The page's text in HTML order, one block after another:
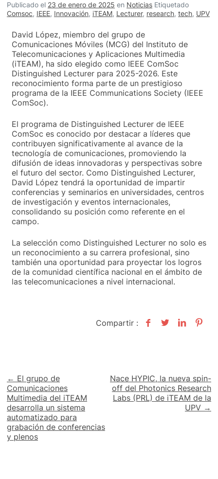
Publicado el 23 de enero de 2025 en Noticias Etiquetado
Comsoc, IEEE, Innovación, iTEAM, Lecturer, research, tech, UPV
David López, miembro del grupo de
Comunicaciones Móviles (MCG) del Instituto de
Telecomunicaciones y Aplicaciones Multimedia
(iTEAM), ha sido elegido como IEEE ComSoc
Distinguished Lecturer para 2025-2026. Este
reconocimiento forma parte de un prestigioso
programa de la IEEE Communications Society (IEEE
ComSoc).
El programa de Distinguished Lecturer de IEEE
ComSoc es conocido por destacar a líderes que
contribuyen significativamente al avance de la
tecnología de comunicaciones, promoviendo la
difusión de ideas innovadoras y perspectivas sobre
el futuro del sector. Como Distinguished Lecturer,
David López tendrá la oportunidad de impartir
conferencias y seminarios en universidades, centros
de investigación y eventos internacionales,
consolidando su posición como referente en el
campo.
La selección como Distinguished Lecturer no solo es
un reconocimiento a su carrera profesional, sino
también una oportunidad para proyectar los logros
de la comunidad científica nacional en el ámbito de
las telecomunicaciones a nivel internacional.
Compartir :
Navegación
de
entradas
← El grupo de
Comunicaciones
Multimedia del iTEAM
desarrolla un sistema
automatizado para
grabación de conferencias
y plenos
Nace HYPIC, la nueva spin-
off del Photonics Research
Labs (PRL) de iTEAM de la
UPV →